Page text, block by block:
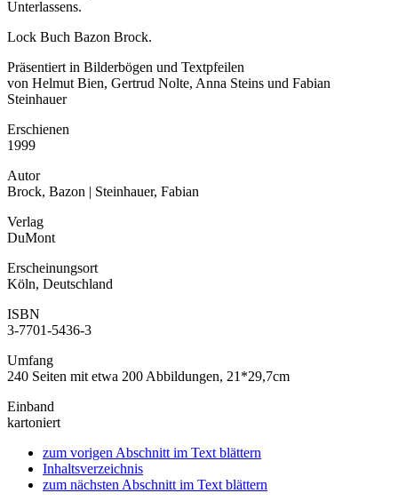
Unterlassens.
Lock Buch Bazon Brock.
Präsentiert in Bilderbögen und Textpfeilen
von Helmut Bien, Gertrud Nolte, Anna Steins und Fabian
Steinhauer
Erschienen
1999
Autor
Brock, Bazon | Steinhauer, Fabian
Verlag
DuMont
Erscheinungsort
Köln, Deutschland
ISBN
3-7701-5436-3
Umfang
240 Seiten mit etwa 200 Abbildungen, 21*29,7cm
Einband
kartoniert
zum vorigen Abschnitt im Text blättern
Inhaltsverzeichnis
zum nächsten Abschnitt im Text blättern